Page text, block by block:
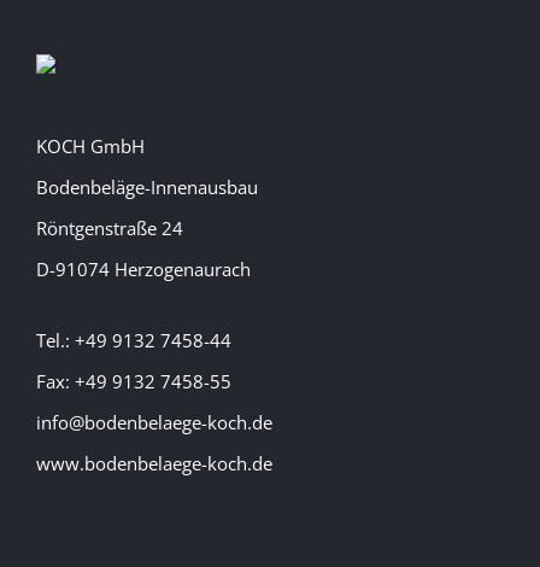
KOCH GmbH
Bodenbeläge-Innenausbau
Röntgenstraße 24
D-91074 Herzogenaurach
Tel.: +49 9132 7458-44
Fax: +49 9132 7458-55
info@bodenbelaege-koch.de
www.bodenbelaege-koch.de